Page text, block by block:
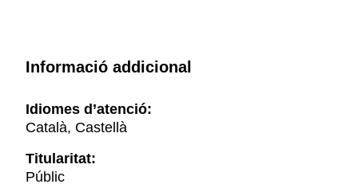
Informació addicional
Idiomes d’atenció:
Català, Castellà
Titularitat:
Públic